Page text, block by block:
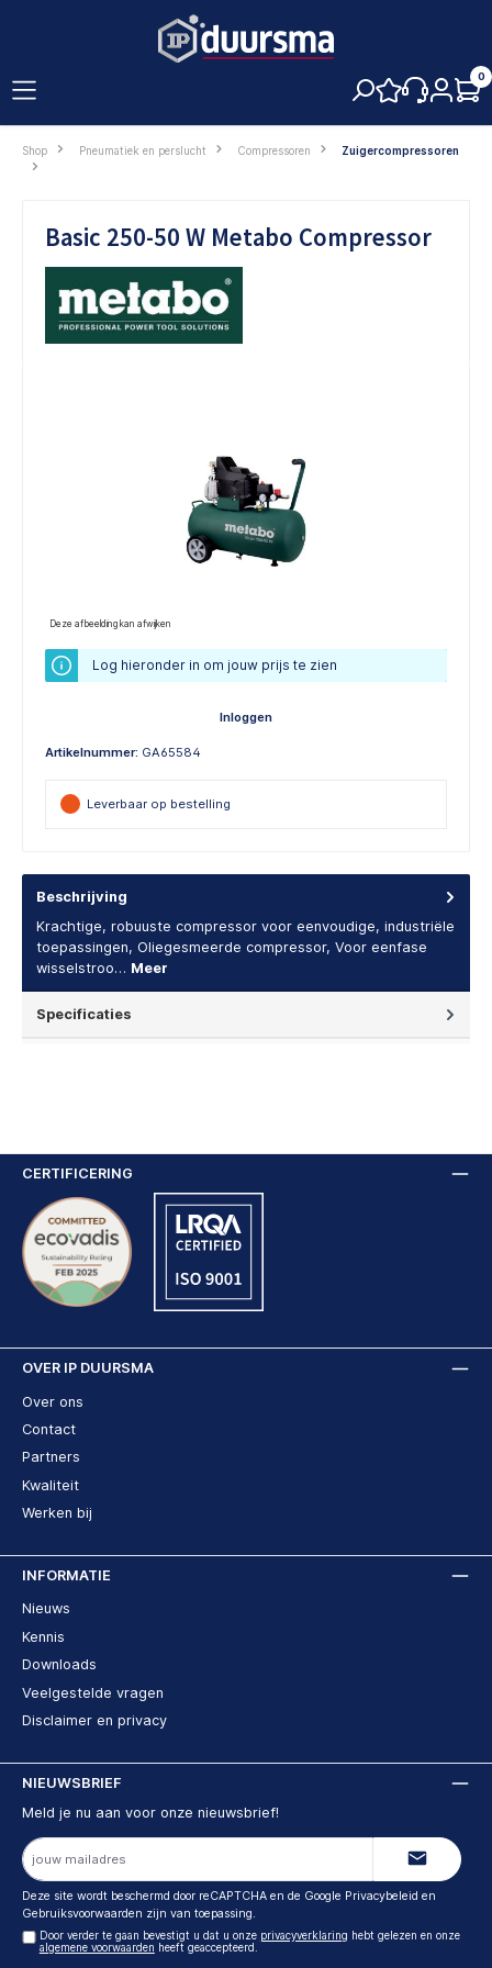
0
Shop Pneumatiek en perslucht Compressoren Zuigercompressoren
Basic 250-50 W Metabo Compressor
Deze afbeelding kan afwijken
Log hieronder in om jouw prijs te zien
Inloggen
Artikelnummer: GA65584
Leverbaar op bestelling
Beschrijving
Krachtige, robuuste compressor voor eenvoudige, industriële
toepassingen, Oliegesmeerde compressor, Voor eenfase
wisselstroo… Meer
Specificaties
OVER IP DUURSMA
Over ons
Contact
Partners
Kwaliteit
Werken bij
INFORMATIE
Nieuws
Kennis
Downloads
Veelgestelde vragen
Disclaimer en privacy
CERTIFICERING
NIEUWSBRIEF
Meld je nu aan voor onze nieuwsbrief!
E-
mailadres
Deze site wordt beschermd door reCAPTCHA en de Google Privacybeleid en
Gebruiksvoorwaarden zijn van toepassing.
Door verder te gaan bevestigt u dat u onze privacyverklaring hebt gelezen en onze
algemene voorwaarden heeft geaccepteerd.